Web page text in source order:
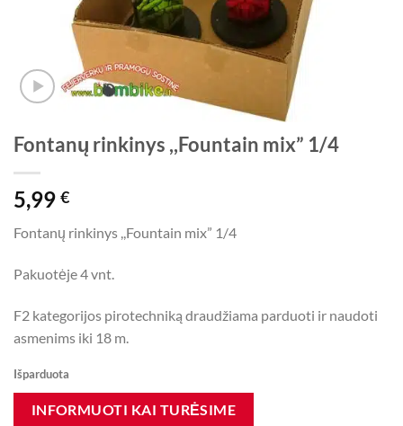
Fontanų rinkinys ,,Fountain mix” 1/4
5,99 €
Fontanų rinkinys ,,Fountain mix” 1/4
Pakuotėje 4 vnt.
F2 kategorijos pirotechniką draudžiama parduoti ir naudoti
asmenims iki 18 m.
Išparduota